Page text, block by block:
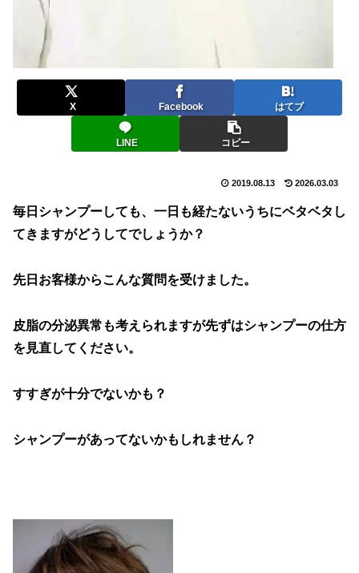
X Facebook はてブ
LINE コピー
2019.08.13 2026.03.03
毎日シャンプーしても、一日も経たないうちにベタベタし
てきますがどうしてでしょうか？
先日お客様からこんな質問を受けました。
皮脂の分泌異常も考えられますが先ずはシャンプーの仕方
を見直してください。
すすぎが十分でないかも？
シャンプーがあってないかもしれません？